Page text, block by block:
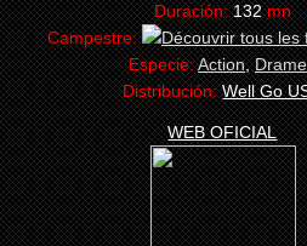
Duración:132mn
Campestre:
Especie:Action,Drame
Distribución:Well Go
WEB OFICIAL